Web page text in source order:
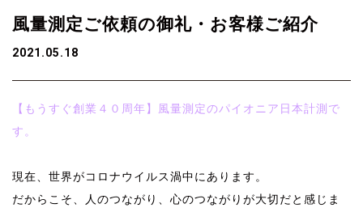
風量測定ご依頼の御礼・お客様ご紹介
2021.05.18
【もうすぐ創業４０周年】 風量測定のパイオニア日本計測で
す。
現在、世界がコロナウイルス渦中にあります。
だからこそ、人のつながり、心のつながりが大切だと感じま